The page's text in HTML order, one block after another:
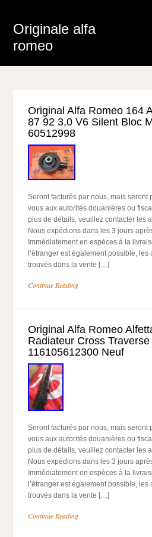
Originale alfa
romeo
Original Alfa Romeo 164
87 92 3,0 V6 Silent Bloc
60512998
Seront facturés par nous, mais seront
vous aux autorités douanières ou
plus de détails, veuillez contacter les
Nous expédions dans les 3 jours
Immédiatement en espèces à la
l’étranger est également possible, les
trouvés dans la vente […]
Continue Reading
Original Alfa Romeo
Radiateur Cross Traverse
116105612300 Neuf
Seront facturés par nous, mais seront
vous aux autorités douanières ou
plus de détails, veuillez contacter les
Nous expédions dans les 3 jours
Immédiatement en espèces à la
l’étranger est également possible, les
trouvés dans la vente […]
Continue Reading